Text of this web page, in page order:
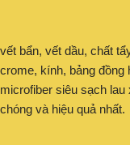
vết bẩn, vết dầu, chất
crome, kính, bảng
microfiber siêu sạch
chóng và hiệu quả nhất.